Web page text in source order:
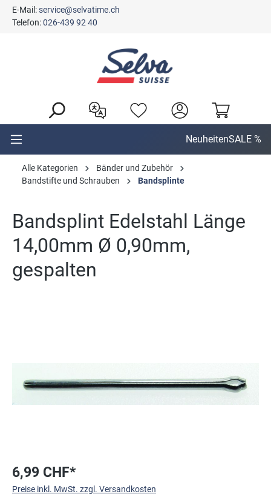
springen
E-Mail:service@selvatime.ch
Telefon:026-439 92 40
NeuheitenSALE %
Alle Kategorien
Bänder und Zubehör
Bandstifte und Schrauben
Bandsplinte
Bandsplint Edelstahl Länge
14,00mm Ø 0,90mm,
gespalten
6,99 CHF*
Preise inkl. MwSt. zzgl. Versandkosten